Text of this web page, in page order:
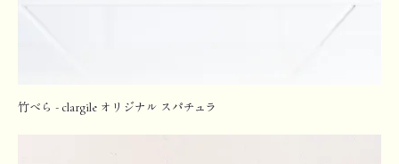
竹べら - clargile オリジナル スパチュラ